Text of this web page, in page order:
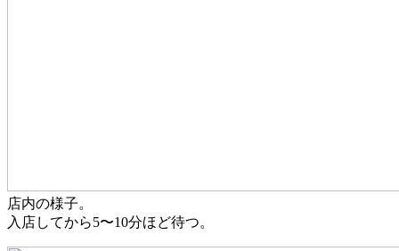
店内の様子。
入店してから5〜10分ほど待つ。